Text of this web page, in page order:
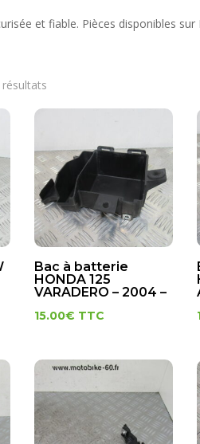
et fiable. Pièces disponibles sur
Bac à batterie
HONDA 125
VARADERO – 2004 –
15.00€ TTC